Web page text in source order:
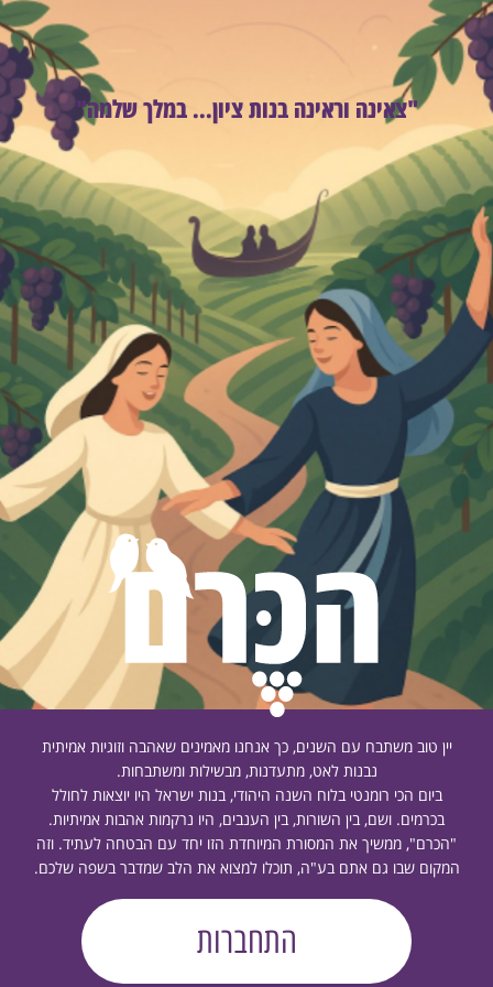
"צאינה וראינה בנות ציון... במלך שלמה"
יין טוב משתבח עם השנים, כך אנחנו מאמינים שאהבה וזוגיות אמיתית
נבנות לאט, מתעדנות, מבשילות ומשתבחות.
ביום הכי רומנטי בלוח השנה היהודי, בנות ישראל היו יוצאות לחולל
בכרמים. ושם, בין השורות, בין הענבים, היו נרקמות אהבות אמיתיות.
"הכרם", ממשיך את המסורת המיוחדת הזו יחד עם הבטחה לעתיד. וזה
המקום שבו גם אתם בע"ה, תוכלו למצוא את הלב שמדבר בשפה שלכם.
התחברות